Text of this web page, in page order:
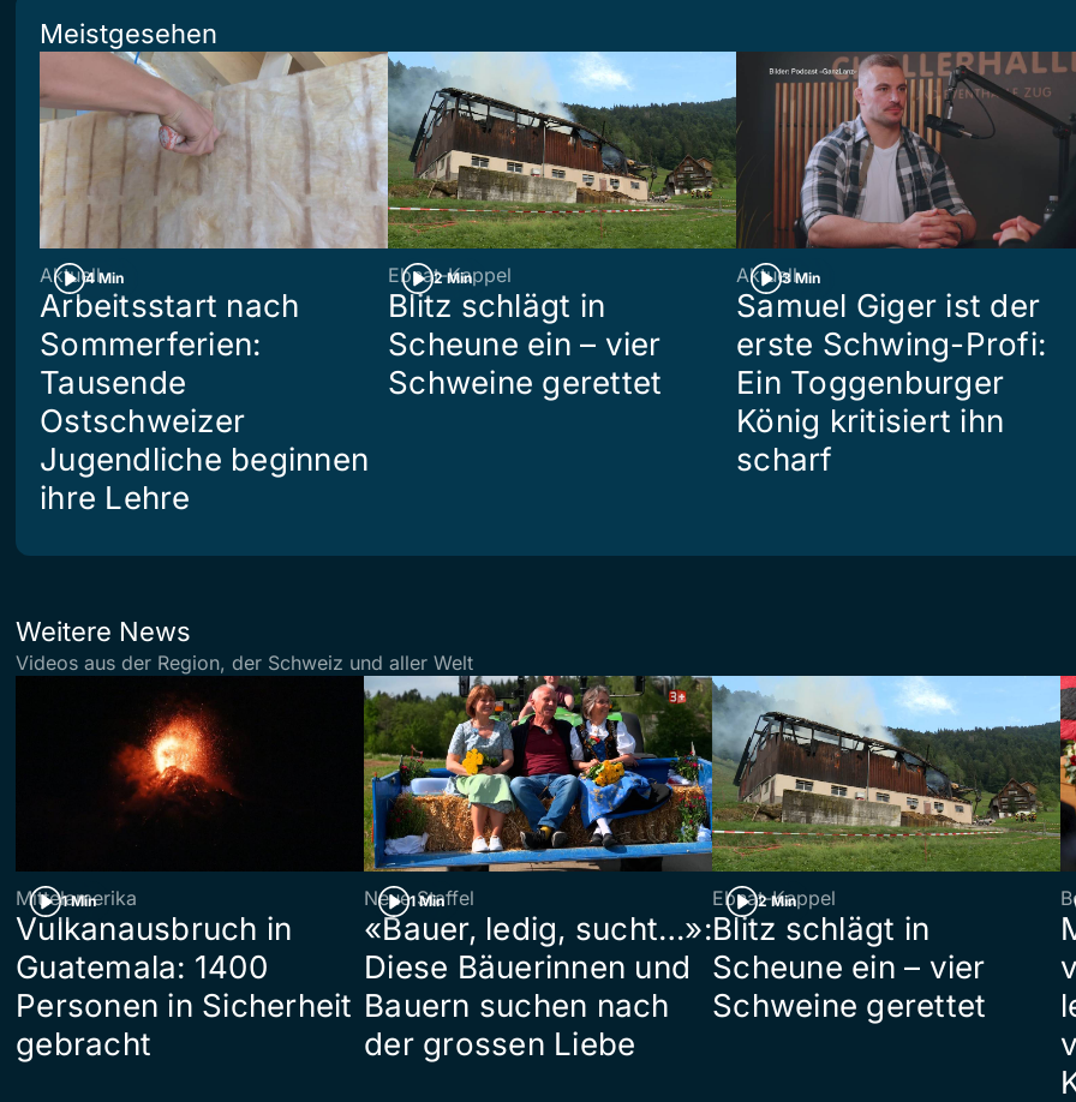
Meistgesehen
4 Min
Aktuell
Arbeitsstart nach
Sommerferien:
Tausende
Ostschweizer
Jugendliche beginnen
ihre Lehre
2 Min
Ebnat-Kappel
Blitz schlägt in
Scheune ein – vier
Schweine gerettet
3 Min
Aktuell
Samuel Giger ist der
erste Schwing-Profi:
Ein Toggenburger
König kritisiert ihn
scharf
Weitere News
Videos aus der Region, der Schweiz und aller Welt
1 Min
Mittelamerika
Vulkanausbruch in
Guatemala: 1400
Personen in Sicherheit
gebracht
1 Min
Neue Staffel
«Bauer, ledig, sucht…»:
Diese Bäuerinnen und
Bauern suchen nach
der grossen Liebe
2 Min
Ebnat-Kappel
Blitz schlägt in
Scheune ein – vier
Schweine gerettet